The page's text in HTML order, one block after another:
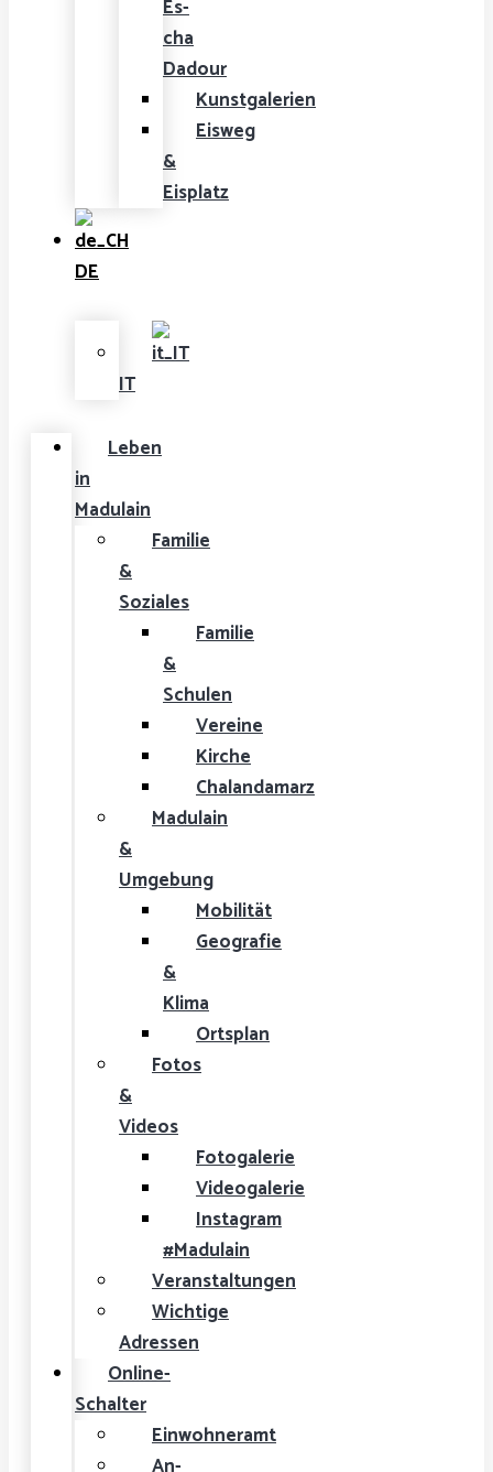
Es-
cha
Dadour
Kunstgalerien
Eisweg
&
Eisplatz
DE
IT
Leben
in
Madulain
Familie
&
Soziales
Familie
&
Schulen
Vereine
Kirche
Chalandamarz
Madulain
&
Umgebung
Mobilität
Geografie
&
Klima
Ortsplan
Fotos
&
Videos
Fotogalerie
Videogalerie
Instagram
#Madulain
Veranstaltungen
Wichtige
Adressen
Online-
Schalter
Einwohneramt